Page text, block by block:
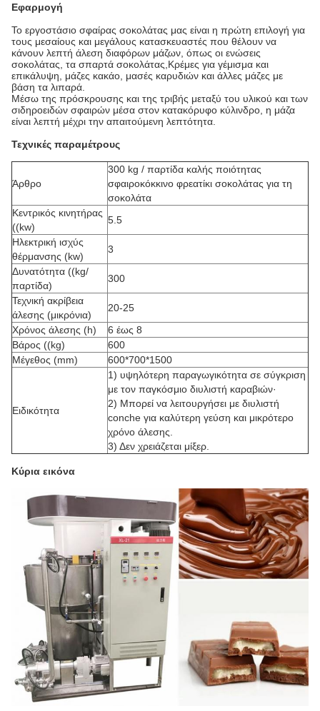
Εφαρμογή
Το εργοστάσιο σφαίρας σοκολάτας μας είναι η πρώτη επιλογή για
τους μεσαίους και μεγάλους κατασκευαστές που θέλουν να
κάνουν λεπτή άλεση διαφόρων μάζων, όπως οι ενώσεις
σοκολάτας, τα σπαρτά σοκολάτας,Κρέμες για γέμισμα και
επικάλυψη, μάζες κακάο, μασές καρυδιών και άλλες μάζες με
βάση τα λιπαρά.
Μέσω της πρόσκρουσης και της τριβής μεταξύ του υλικού και των
σιδηροειδών σφαιρών μέσα στον κατακόρυφο κύλινδρο, η μάζα
είναι λεπτή μέχρι την απαιτούμενη λεπτότητα.
Τεχνικές παραμέτρους
Άρθρο
300 kg / παρτίδα καλής ποιότητας
σφαιροκόκκινο φρεατίκι σοκολάτας για τη
σοκολάτα
Κεντρικός κινητήρας
((kw)
5.5
Ηλεκτρική ισχύς
θέρμανσης (kw)
3
Δυνατότητα ((kg/
παρτίδα)
300
Τεχνική ακρίβεια
άλεσης (μικρόνια)
20-25
Χρόνος άλεσης (h)
6 έως 8
Βάρος ((kg)
600
Μέγεθος (mm)
600*700*1500
Ειδικότητα
1) υψηλότερη παραγωγικότητα σε σύγκριση
με τον παγκόσμιο διυλιστή καραβιών·
2) Μπορεί να λειτουργήσει με διυλιστή
conche για καλύτερη γεύση και μικρότερο
χρόνο άλεσης.
3) Δεν χρειάζεται μίξερ.
Κύρια εικόνα